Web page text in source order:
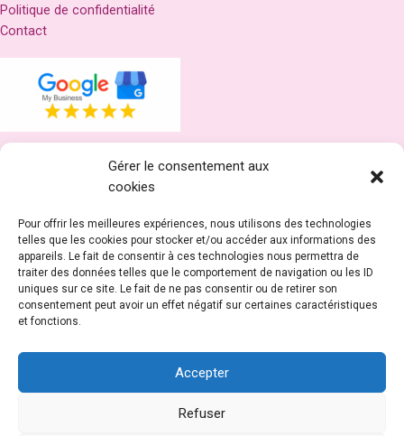
Gérer le consentement aux
cookies
Pour offrir les meilleures expériences, nous utilisons des technologies
telles que les cookies pour stocker et/ou accéder aux informations des
appareils. Le fait de consentir à ces technologies nous permettra de
traiter des données telles que le comportement de navigation ou les ID
uniques sur ce site. Le fait de ne pas consentir ou de retirer son
consentement peut avoir un effet négatif sur certaines caractéristiques
et fonctions.
Accepter
Refuser
Politique de confidentialité
Contact